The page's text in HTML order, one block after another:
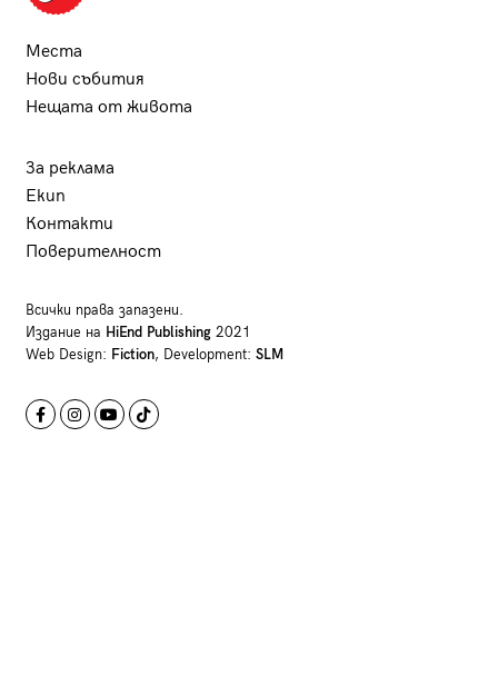
Места
Нови събития
Нещата от живота
За реклама
Екип
Контакти
Поверителност
Всички права запазени.
Издание на HiEnd Publishing2021
Web Design: Fiction, Development: SLM